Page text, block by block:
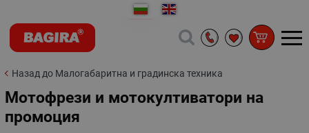
Назад до Малогабаритна и градинска техника
Мотофрези и мотокултиватори на
промоция